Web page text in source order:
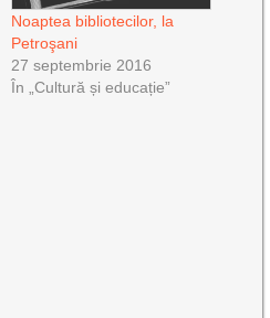
Noaptea bibliotecilor, la
Petroşani
27 septembrie 2016
În „Cultură și educație”